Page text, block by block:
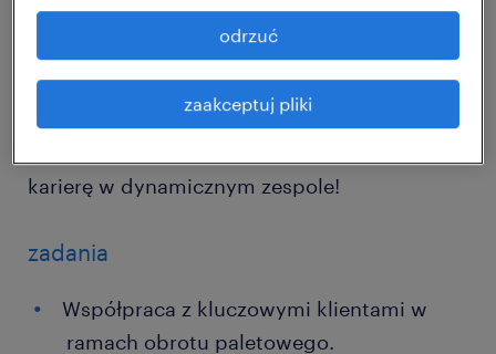
masz oko do szczegółów, a liczby i analiza to
Twoje naturalne środowisko – ta rola jest
stworzona dla Ciebie.
karierę w dynamicznym zespole!
zadania
Współpraca z kluczowymi klientami w
ramach obrotu paletowego.
zaakceptuj pliki
odrzuć